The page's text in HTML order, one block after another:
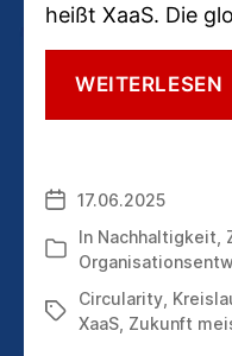
heißt XaaS. Die
WEITERLESEN
17.06.2025
Kategorien
In Nachhaltigkeit
Schlagwörter
Circularity
XaaS Zukunft